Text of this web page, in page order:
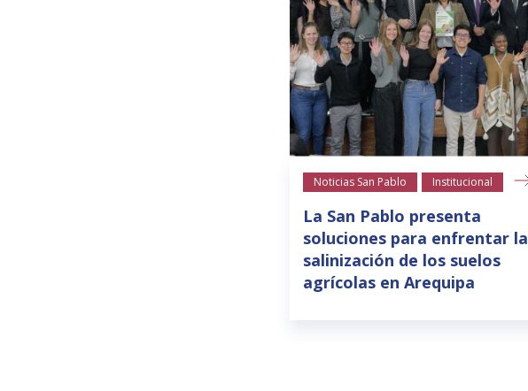
Noticias San Pablo Institucional
La San Pablo presenta
soluciones para enfrentar la
salinización de los suelos
agrícolas en Arequipa